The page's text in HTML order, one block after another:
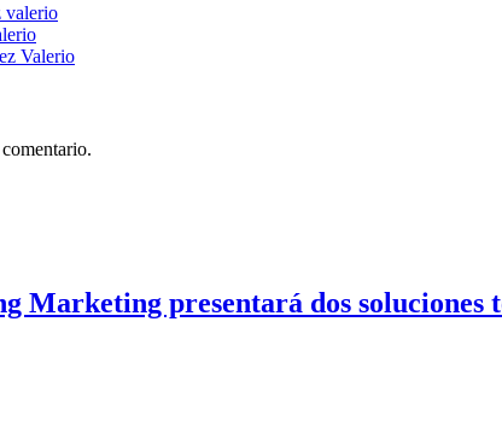
valerio
Valerio
Marketing presentará dos soluciones